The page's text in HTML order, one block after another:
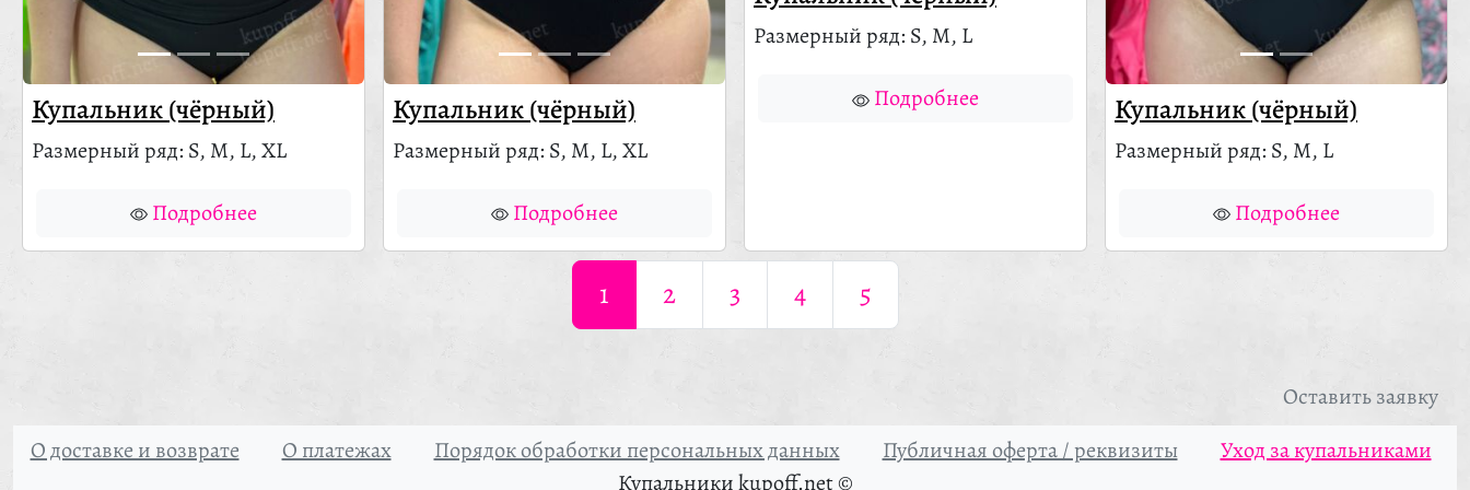
Купальник (чёрный)
Размерный ряд: S, M, L, XL
Подробнее
Купальник (чёрный)
Размерный ряд: S, M, L, XL
Подробнее
Размерный ряд: S, M, L
Подробнее Купальник (чёрный)
Размерный ряд: S, M, L
Подробнее
1 2 3 4 5
Оставить заявку
О доставке и возврате
О платежах Порядок обработки персональных данных Публичная оферта / реквизиты
Уход за купальниками
Купальники kupoff.net ©